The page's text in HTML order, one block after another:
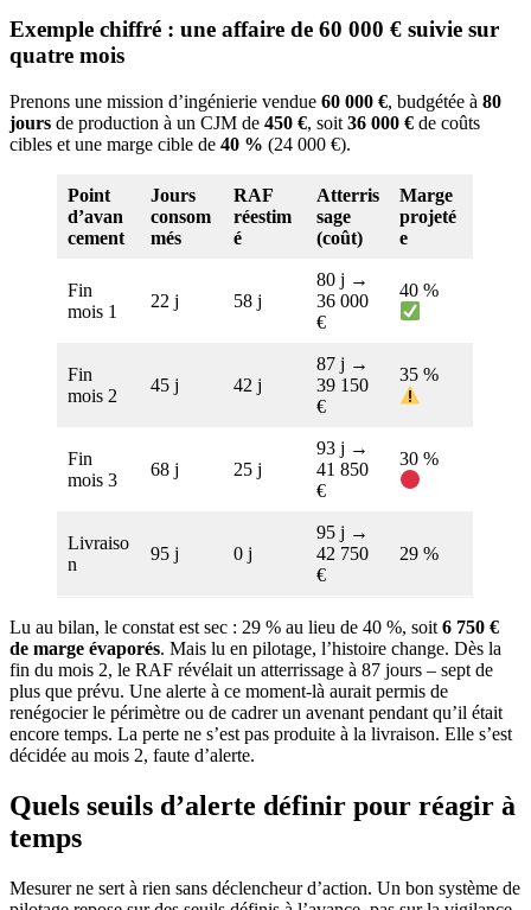
Exemple chiffré : une affaire de 60 000 € suivie sur
quatre mois
Prenons une mission d’ingénierie vendue 60 000 €, budgétée à 80
jours de production à un CJM de 450 €, soit 36 000 € de coûts
cibles et une marge cible de 40 % (24 000 €).
Point
d’avan
cement
Jours
consom
més
RAF
réestim
é
Atterris
sage
(coût)
Marge
projeté
e
Fin
mois 1
22 j 58 j
80 j →
36 000
€
40 %
Fin
mois 2
45 j 42 j
87 j →
39 150
€
35 %
Fin
mois 3
68 j 25 j
93 j →
41 850
€
30 %
Livraiso
n
95 j 0 j
95 j →
42 750
€
29 %
Lu au bilan, le constat est sec : 29 % au lieu de 40 %, soit 6 750 €
de marge évaporés. Mais lu en pilotage, l’histoire change. Dès la
fin du mois 2, le RAF révélait un atterrissage à 87 jours – sept de
plus que prévu. Une alerte à ce moment-là aurait permis de
renégocier le périmètre ou de cadrer un avenant pendant qu’il était
encore temps. La perte ne s’est pas produite à la livraison. Elle s’est
décidée au mois 2, faute d’alerte.
Quels seuils d’alerte définir pour réagir à
temps
Mesurer ne sert à rien sans déclencheur d’action. Un bon système de